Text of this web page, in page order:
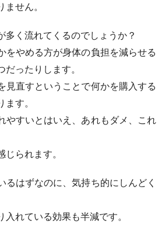
ません。
多く流れてくるのでしょうか？
をやめる方が身体の負担を減らせる
だったりします。
見直すということで何かを購入する
ます。
やすいとはいえ、あれもダメ、これ
られます。
るはずなのに、気持ち的にしんどく
入れている効果も半減です。